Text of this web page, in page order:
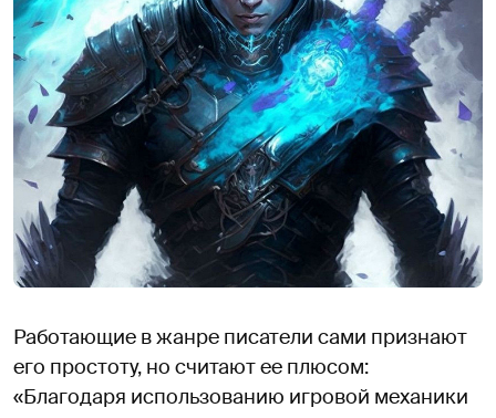
Работающие в жанре писатели сами признают
его простоту, но считают ее плюсом:
«Благодаря использованию игровой механики